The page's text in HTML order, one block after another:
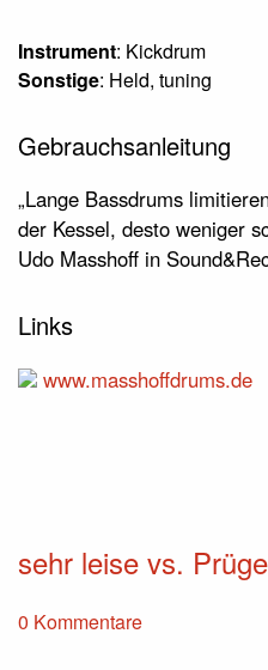
Instrument: Kickdrum
Sonstige: Held, tuning
Gebrauchsanleitung
„Lange Bassdrums
der Kessel, desto weniger
Udo Masshoff in
Links
www.masshoffdrums.de
sehr leise vs.
0 Kommentare